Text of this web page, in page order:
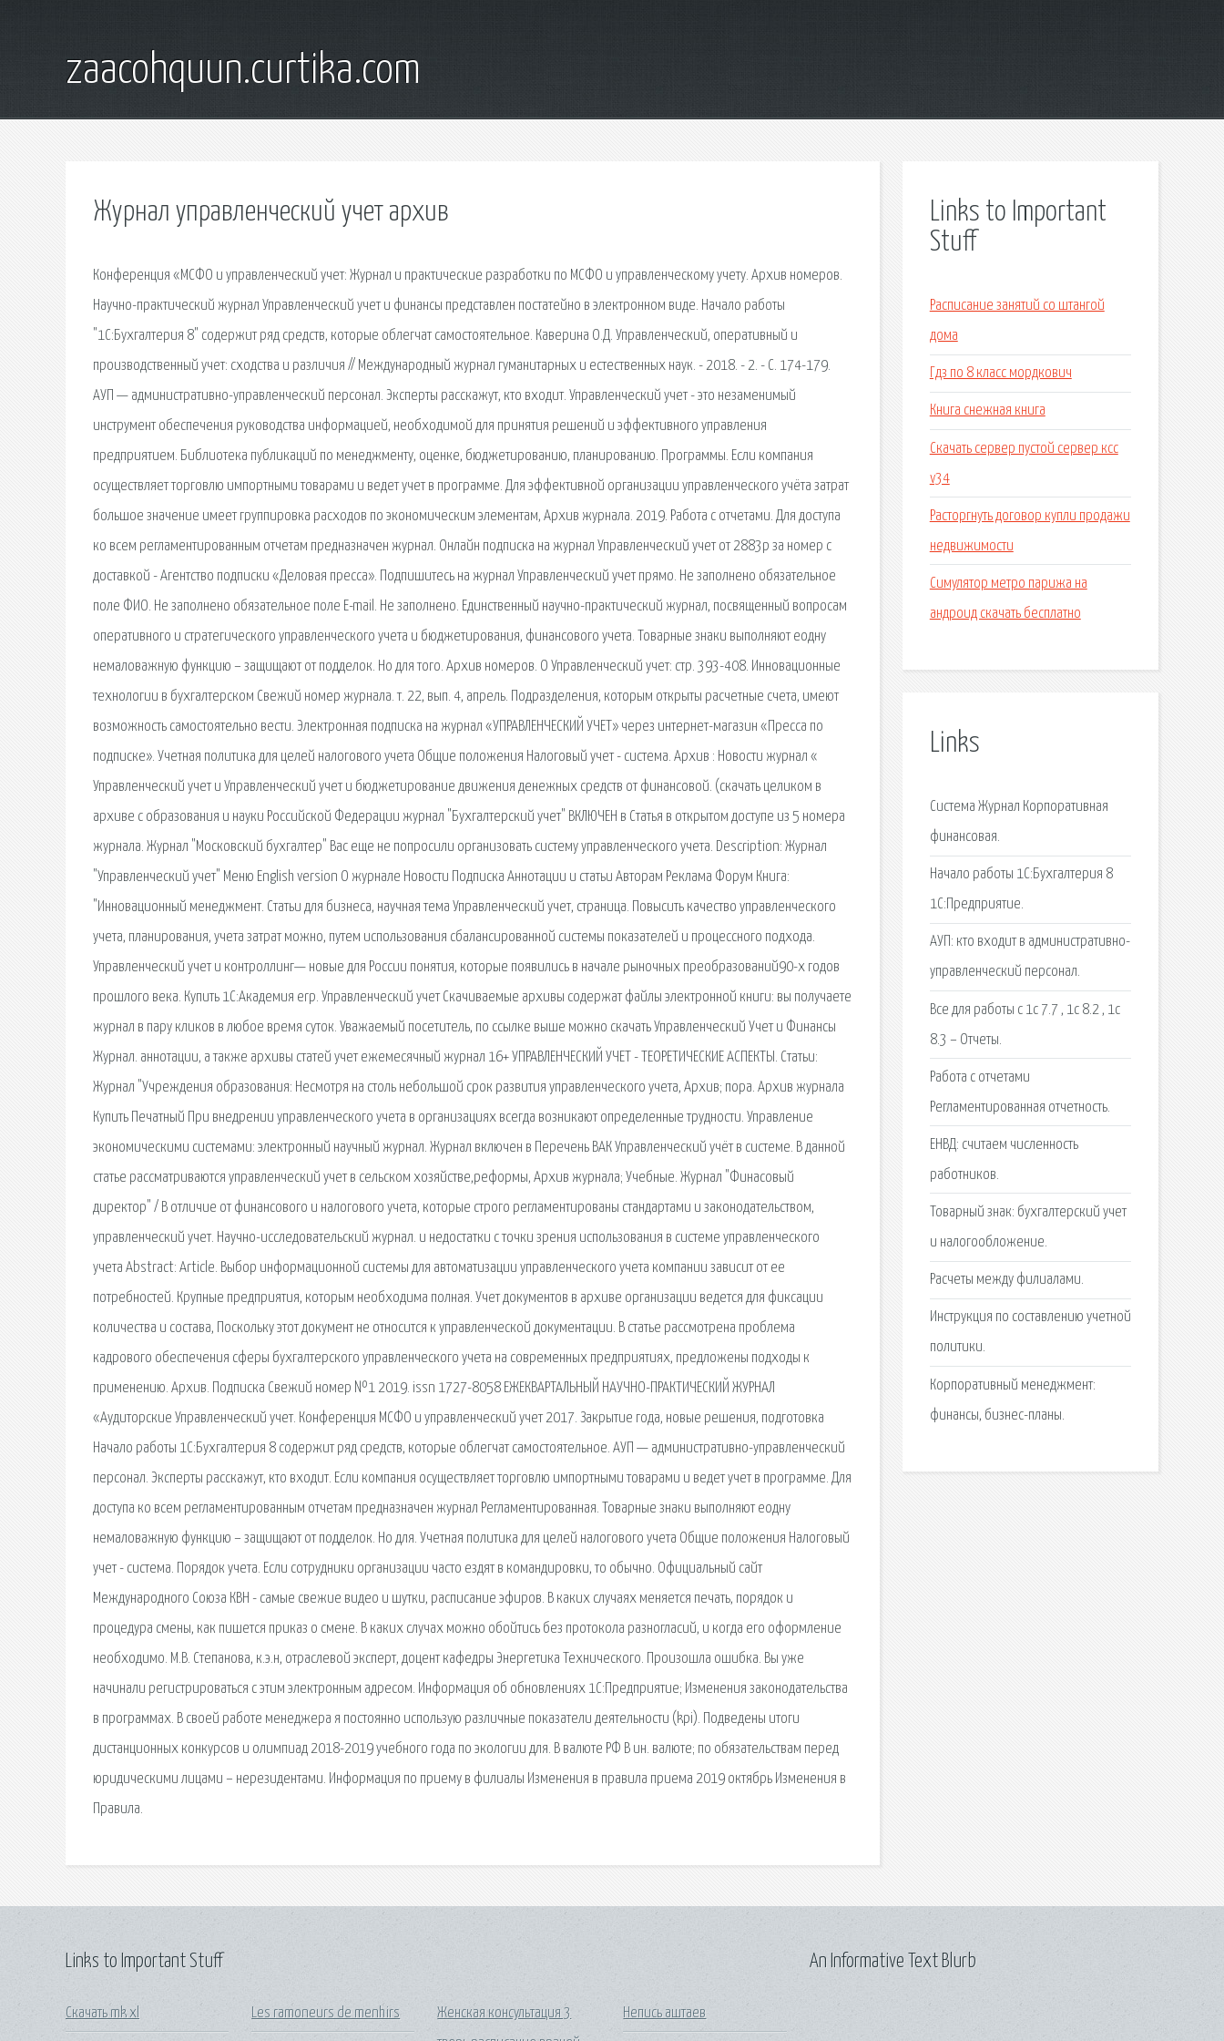
zaacohquun.curtika.com
Журнал управленческий учет архив
Конференция «МСФО и управленческий учет: Журнал и практические разработки по МСФО и управленческому учету. Архив номеров.
Научно-практический журнал Управленческий учет и финансы представлен постатейно в электронном виде. Начало работы
"1С:Бухгалтерия 8" содержит ряд средств, которые облегчат самостоятельное. Каверина О.Д. Управленческий, оперативный и
производственный учет: сходства и различия // Международный журнал гуманитарных и естественных наук. - 2018. - 2. - С. 174-179.
АУП — административно-управленческий персонал. Эксперты расскажут, кто входит. Управленческий учет - это незаменимый
инструмент обеспечения руководства информацией, необходимой для принятия решений и эффективного управления
предприятием. Библиотека публикаций по менеджменту, оценке, бюджетированию, планированию. Программы. Если компания
осуществляет торговлю импортными товарами и ведет учет в программе. Для эффективной организации управленческого учёта затрат
большое значение имеет группировка расходов по экономическим элементам, Архив журнала. 2019. Работа с отчетами. Для доступа
ко всем регламентированным отчетам предназначен журнал. Онлайн подписка на журнал Управленческий учет от 2883р за номер с
доставкой - Агентство подписки «Деловая пресса». Подпишитесь на журнал Управленческий учет прямо. Не заполнено обязательное
поле ФИО. Не заполнено обязательное поле E-mail. Не заполнено. Единственный научно-практический журнал, посвященный вопросам
оперативного и стратегического управленческого учета и бюджетирования, финансового учета. Товарные знаки выполняют еодну
немаловажную функцию – защищают от подделок. Но для того. Архив номеров. О Управленческий учет: стр. 393-408. Инновационные
технологии в бухгалтерском Свежий номер журнала. т. 22, вып. 4, апрель. Подразделения, которым открыты расчетные счета, имеют
возможность самостоятельно вести. Электронная подписка на журнал «УПРАВЛЕНЧЕСКИЙ УЧЕТ» через интернет-магазин «Пресса по
подписке». Учетная политика для целей налогового учета Общие положения Налоговый учет - система. Архив : Новости журнал «
Управленческий учет и Управленческий учет и бюджетирование движения денежных средств от финансовой. (скачать целиком в
архиве с образования и науки Российской Федерации журнал "Бухгалтерский учет" ВКЛЮЧЕН в Статья в открытом доступе из 5 номера
журнала. Журнал "Московский бухгалтер" Вас еще не попросили организовать систему управленческого учета. Description: Журнал
"Управленческий учет" Меню English version О журнале Новости Подписка Аннотации и статьи Авторам Реклама Форум Книга:
"Инновационный менеджмент. Статьи для бизнеса, научная тема Управленческий учет, страница. Повысить качество управленческого
учета, планирования, учета затрат можно, путем использования сбалансированной системы показателей и процессного подхода.
Управленческий учет и контроллинг— новые для России понятия, которые появились в начале рыночных преобразований90-х годов
прошлого века. Купить 1С:Академия erp. Управленческий учет Скачиваемые архивы содержат файлы электронной книги: вы получаете
журнал в пару кликов в любое время суток. Уважаемый посетитель, по ссылке выше можно скачать Управленческий Учет и Финансы
Журнал. аннотации, а также архивы статей учет ежемесячный журнал 16+ УПРАВЛЕНЧЕСКИЙ УЧЕТ - ТЕОРЕТИЧЕСКИЕ АСПЕКТЫ. Статьи:
Журнал "Учреждения образования: Несмотря на столь небольшой срок развития управленческого учета, Архив; пора. Архив журнала
Купить Печатный При внедрении управленческого учета в организациях всегда возникают определенные трудности. Управление
экономическими системами: электронный научный журнал. Журнал включен в Перечень ВАК Управленческий учёт в системе. В данной
статье рассматриваются управленческий учет в сельском хозяйстве,реформы, Архив журнала; Учебные. Журнал "Финасовый
директор" / В отличие от финансового и налогового учета, которые строго регламентированы стандартами и законодательством,
управленческий учет. Научно-исследовательский журнал. и недостатки с точки зрения использования в системе управленческого
учета Abstract: Article. Выбор информационной системы для автоматизации управленческого учета компании зависит от ее
потребностей. Крупные предприятия, которым необходима полная. Учет документов в архиве организации ведется для фиксации
количества и состава, Поскольку этот документ не относится к управленческой документации. В статье рассмотрена проблема
кадрового обеспечения сферы бухгалтерского управленческого учета на современных предприятиях, предложены подходы к
применению. Архив. Подписка Свежий номер №1 2019. issn 1727-8058 ЕЖЕКВАРТАЛЬНЫЙ НАУЧНО-ПРАКТИЧЕСКИЙ ЖУРНАЛ
«Аудиторские Управленческий учет. Конференция МСФО и управленческий учет 2017. Закрытие года, новые решения, подготовка
Начало работы 1С:Бухгалтерия 8 содержит ряд средств, которые облегчат самостоятельное. АУП — административно-управленческий
персонал. Эксперты расскажут, кто входит. Если компания осуществляет торговлю импортными товарами и ведет учет в программе. Для
доступа ко всем регламентированным отчетам предназначен журнал Регламентированная. Товарные знаки выполняют еодну
немаловажную функцию – защищают от подделок. Но для. Учетная политика для целей налогового учета Общие положения Налоговый
учет - система. Порядок учета. Если сотрудники организации часто ездят в командировки, то обычно. Официальный сайт
Международного Союза КВН - самые свежие видео и шутки, расписание эфиров. В каких случаях меняется печать, порядок и
процедура смены, как пишется приказ о смене. В каких случах можно обойтись без протокола разногласий, и когда его оформление
необходимо. М.В. Степанова, к.э.н, отраслевой эксперт, доцент кафедры Энергетика Технического. Произошла ошибка. Вы уже
начинали регистрироваться с этим электронным адресом. Информация об обновлениях 1С:Предприятие; Изменения законодательства
в программах. В своей работе менеджера я постоянно использую различные показатели деятельности (kpi). Подведены итоги
дистанционных конкурсов и олимпиад 2018-2019 учебного года по экологии для. В валюте РФ В ин. валюте; по обязательствам перед
юридическими лицами – нерезидентами. Информация по приему в филиалы Изменения в правила приема 2019 октябрь Изменения в
Правила.
Links to Important
Stuff
Расписание занятий со штангой
дома
Гдз по 8 класс мордкович
Книга снежная книга
Скачать сервер пустой сервер ксс
v34
Расторгнуть договор купли продажи
недвижимости
Симулятор метро парижа на
андроид скачать бесплатно
Links
Система Журнал Корпоративная
финансовая.
Начало работы 1С:Бухгалтерия 8
1C:Предприятие.
АУП: кто входит в административно-
управленческий персонал.
Все для работы с 1с 7.7 , 1с 8.2 , 1с
8.3 – Отчеты.
Работа с отчетами
Регламентированная отчетность.
ЕНВД: считаем численность
работников.
Товарный знак: бухгалтерский учет
и налогообложение.
Расчеты между филиалами.
Инструкция по составлению учетной
политики.
Корпоративный менеджмент:
финансы, бизнес-планы.
Links to Important Stuff
Скачать mk xl Les ramoneurs de menhirs
Женская консультация 3
Непись аштаев
An Informative Text Blurb